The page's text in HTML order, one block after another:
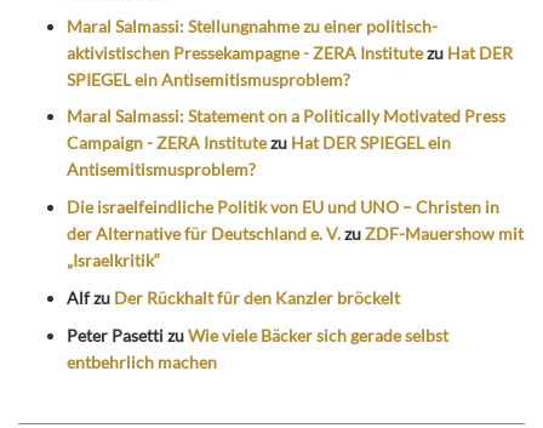
Maral Salmassi: Stellungnahme zu einer politisch-
aktivistischen Pressekampagne - ZERA Institutezu Hat DER
SPIEGEL ein Antisemitismusproblem?
Maral Salmassi: Statement on a Politically Motivated Press
Campaign - ZERA Institutezu Hat DER SPIEGEL ein
Antisemitismusproblem?
Die israelfeindliche Politik von EU und UNO – Christen in
der Alternative für Deutschland e. V.zuZDF-Mauershow mit
„Israelkritik“
Alfzu Der Rückhalt für den Kanzler bröckelt
Peter PasettizuWie viele Bäcker sich gerade selbst
entbehrlich machen